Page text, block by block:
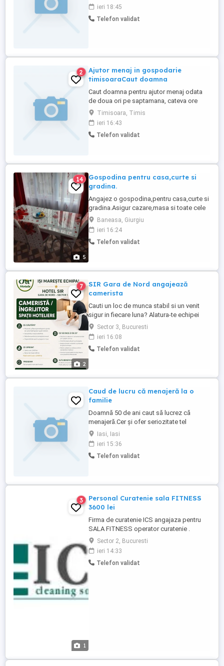
ieri 18:45
Telefon validat
2
Ajutor menaj in gospodarie
timisoaraCaut doamna
Caut doamna pentru ajutor menaj odata
de doua ori pe saptamana, cateva ore
timisoarrao
Timisoara, Timis
ieri 16:43
Telefon validat
5
14
Gospodina pentru casa,curte si
gradina.
Angajez o gospodina,pentru casa,curte si
gradina.Asigur cazare,masa si toate cele
de trebuinta !
Baneasa, Giurgiu
ieri 16:24
Telefon validat
2
7
SIR Gara de Nord angajează
camerista
Cauti un loc de munca stabil si un venit
sigur in fiecare luna? Alatura-te echipei
noastre! Nu este necesara experienta,
deoarece vei beneficia de instruire la locul
de munca si de sprijin permanent din
partea colegilor. Ce vei face? Asiguri
Sector 3, Bucuresti
ieri 16:08
Telefon validat
Caud de lucru că menajeră la o
familie
Doamnă 50 de ani caut să lucrez că
menajeră.Cer și ofer seriozitate tel
Iasi, Iasi
ieri 15:36
Telefon validat
1
3
Personal Curatenie sala FITNESS
3600 lei
Firma de curatenie ICS angajaza pentru
SALA FITNESS operator curatenie .
programul de lucru este de 10 ore , 2 zile
cu 2 zile libere , in intervalul 7:00-17:00;
Sector 2, Bucuresti
ieri 14:33
Telefon validat